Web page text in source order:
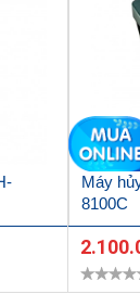
Máy
8100C